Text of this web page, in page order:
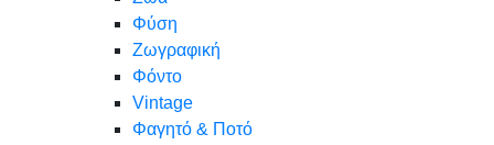
Φύση
Ζωγραφική
Φόντο
Vintage
Φαγητό & Ποτό